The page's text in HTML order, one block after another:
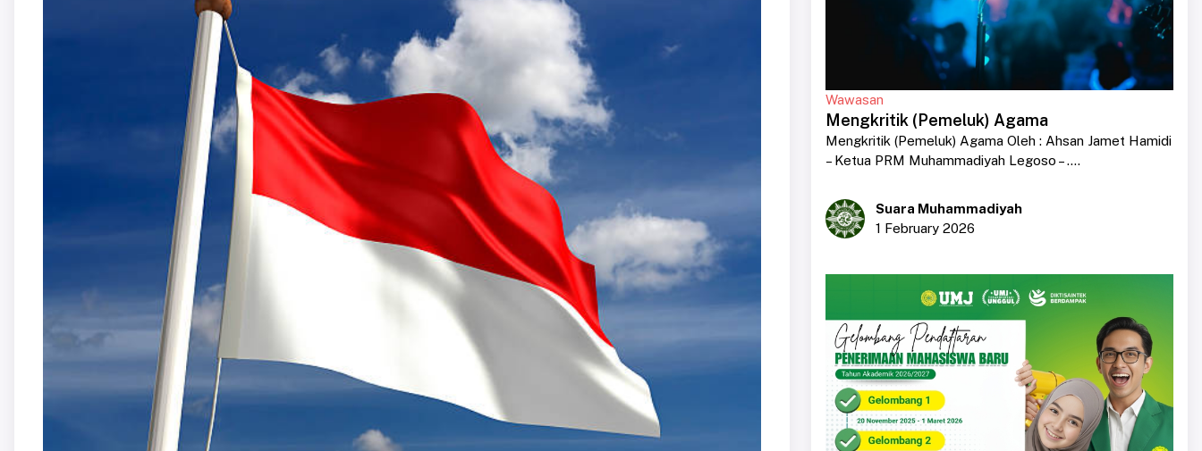
Wawasan
Mengkritik (Pemeluk) Agama
Mengkritik (Pemeluk) Agama Oleh : Ahsan Jamet Hamidi
– Ketua PRM Muhammadiyah Legoso – ....
Suara Muhammadiyah
1 February 2026